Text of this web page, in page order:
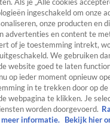
Entertainment TV
SpraakmakendReality
Als je „Alle cookies
ingeschakeld om onze
onze producten en
advertenties en content te
of je toestemming intrekt,
We gebruiken
website goed te laten
op ieder moment opnieuw
in te trekken door op de
webpagina te klikken. Je
worden doorgevoerd.
informatie.
Bekijk hier